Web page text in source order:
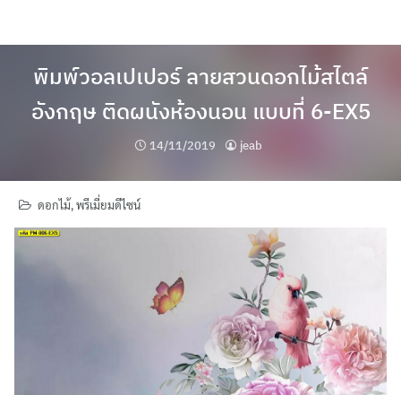
พิมพ์วอลเปเปอร์ ลายสวนดอกไม้สไตล์
อังกฤษ ติดผนังห้องนอน แบบที่ 6-EX5
14/11/2019 jeab
ดอกไม้,พรีเมี่ยมดีไซน์